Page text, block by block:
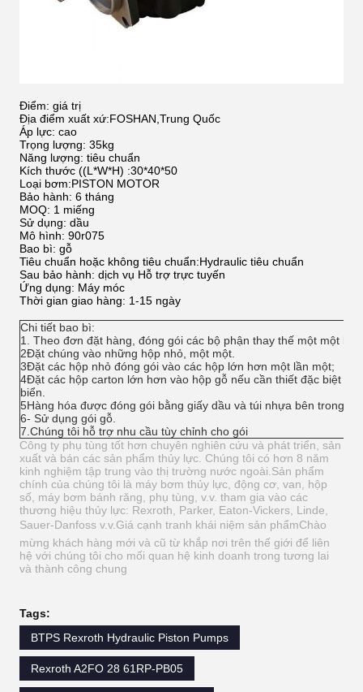
Điểm: giá trị
Địa điểm xuất xứ:FOSHAN,Trung Quốc
Áp lực: cao
Trọng lượng: 35kg
Năng lượng: tiêu chuẩn
Kích thước ((L*W*H) :30*40*50
Loại bơm:PISTON MOTOR
Bảo hành: 6 tháng
MOQ: 1 miếng
Sử dụng: dầu
Mô hình: 90r075
Bao bì: gỗ
Tiêu chuẩn hoặc không tiêu chuẩn:Hydraulic tiêu chuẩn
Sau bảo hành: dịch vụ Hỗ trợ trực tuyến
Ứng dụng: Máy móc
Thời gian giao hàng: 1-15 ngày
Chi tiết bao bì:
1. Theo đơn đặt hàng, đóng gói các bộ phận thay thế một một
2Đặt chúng vào những hộp nhỏ, một một.
3Đặt các hộp nhỏ đóng gói vào các hộp lớn hơn một lần một;
4Đặt các hộp carton lớn hơn vào hộp gỗ nếu cần thiết đặc biệt là
biển.
5Hàng hóa được đóng gói bằng giấy dầu và túi nhựa bên trong.
6- Sử dụng gói gỗ.
7.Chúng tôi hỗ trợ nhu cầu tùy chỉnh cho gói
Công ty phụ tùng tốt hơn chuyên nghiên cứu và phát triển, sản
xuất và bán các sản phẩm thủy lực. Chúng tôi có hơn 8 năm
kinh nghiệm tập trung vào thị trường nước ngoài.Sản phẩm
chính của chúng tôi là máy bơm thủy lực, động cơ, van, hộp
số, máy bơm bánh răng, phụ tùng, v.v. tham gia vào các
thương hiệu thủy lực: Rexroth, Parker, Eaton-Vickers, Linde,
Sauer-Danfoss v.v.Giá cạnh tranh khái niệm sản phẩmChào
mừng khách hàng mới và cũ từ khắp nơi trên thế giới để liên
hệ với chúng tôi cho mối quan hệ kinh doanh trong tương lai
và thành công chung
Tags:
BTPS Rexroth Hydraulic Piston Pumps
Rexroth A2FO 28 61RP-PB05